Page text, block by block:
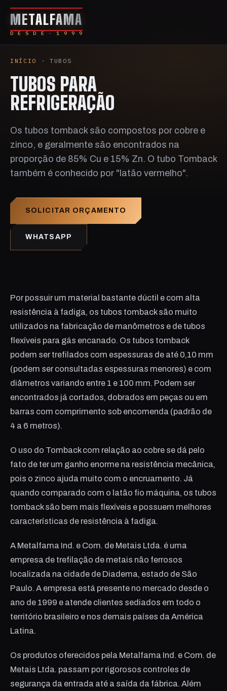
METALFAMA
D E S D E · 1 9 9 9
INÍCIO · TUBOS
TUBOS PARA
REFRIGERAÇÃO
Os tubos tomback são compostos por cobre e
zinco, e geralmente são encontrados na
proporção de 85% Cu e 15% Zn. O tubo Tomback
também é conhecido por "latão vermelho".
SOLICITAR ORÇAMENTO
WHATSAPP
Por possuir um material bastante dúctil e com alta
resistência à fadiga, os tubos tomback são muito
utilizados na fabricação de manômetros e de tubos
flexíveis para gás encanado. Os tubos tomback
podem ser trefilados com espessuras de até 0,10 mm
(podem ser consultadas espessuras menores) e com
diâmetros variando entre 1 e 100 mm. Podem ser
encontrados já cortados, dobrados em peças ou em
barras com comprimento sob encomenda (padrão de
4 a 6 metros).
O uso do Tomback com relação ao cobre se dá pelo
fato de ter um ganho enorme na resistência mecânica,
pois o zinco ajuda muito com o encruamento. Já
quando comparado com o latão fio máquina, os tubos
tomback são bem mais flexíveis e possuem melhores
características de resistência à fadiga.
A Metalfama Ind. e Com. de Metais Ltda. é uma
empresa de trefilação de metais não ferrosos
localizada na cidade de Diadema, estado de São
Paulo. A empresa está presente no mercado desde o
ano de 1999 e atende clientes sediados em todo o
território brasileiro e nos demais países da América
Latina.
Os produtos oferecidos pela Metalfama Ind. e Com. de
Metais Ltda. passam por rigorosos controles de
segurança da entrada até a saída da fábrica. Além